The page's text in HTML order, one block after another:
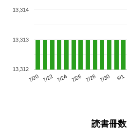
7/20 7/22 7/24 7/26 7/28 7/30 8/1
13,312
13,313
13,314
読書冊数